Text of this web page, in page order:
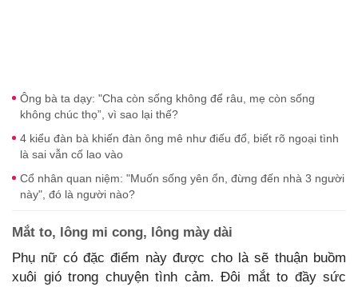
Ông bà ta dạy: "Cha còn sống không để râu, mẹ còn sống
không chúc thọ”, vì sao lại thế?
4 kiểu đàn bà khiến đàn ông mê như điếu đổ, biết rõ ngoại tình
là sai vẫn cố lao vào
Cổ nhân quan niệm: "Muốn sống yên ổn, đừng đến nhà 3 người
này", đó là người nào?
Mắt to, lông mi cong, lông mày dài
Phụ nữ có đặc điểm này được cho là sẽ thuận buồm
xuôi gió trong chuyện tình cảm. Đôi mắt to đầy sức